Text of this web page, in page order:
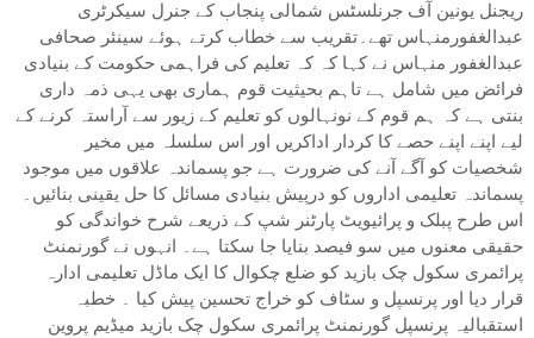
ریجنل یونین آف جرنلسٹس شمالی پنجاب کے جنرل سیکرٹری
عبدالغفورمنہاس تھے۔تقریب سے خطاب کرتے ہوئے سینئر صحافی
عبدالغفور منہاس نے کہا کہ کہ تعلیم کی فراہمی حکومت کے بنیادی
فرائض میں شامل ہے تاہم بحیثیت قوم ہماری بھی یہی ذمہ داری
بنتی ہے کہ ہم قوم کے نونہالوں کو تعلیم کے زیور سے آراستہ کرنے کے
لیے اپنے اپنے حصے کا کردار اداکریں اور اس سلسلہ میں مخیر
شخصیات کو آگے آنے کی ضرورت ہے جو پسماندہ علاقوں میں موجود
پسماندہ تعلیمی اداروں کو درپیش بنیادی مسائل کا حل یقینی بنائیں۔
اس طرح پبلک و پرائیویٹ پارٹنر شپ کے ذریعے شرح خواندگی کو
حقیقی معنوں میں سو فیصد بنایا جا سکتا ہے۔ انہوں نے گورنمنٹ
پرائمری سکول چک بازید کو ضلع چکوال کا ایک ماڈل تعلیمی ادارہ
قرار دیا اور پرنسپل و سٹاف کو خراج تحسین پیش کیا ۔ خطبہ
استقبالیہ پرنسپل گورنمنٹ پرائمری سکول چک بازید میڈیم پروین